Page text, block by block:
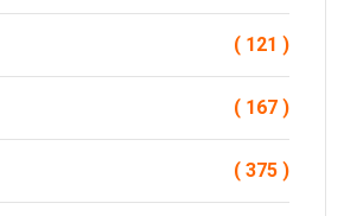
( 121 )
( 167 )
( 375 )